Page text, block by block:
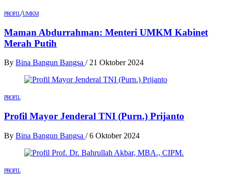
PROFIL/UMKM
Maman Abdurrahman: Menteri UMKM Kabinet
Merah Putih
By Bina Bangun Bangsa / 21 Oktober 2024
PROFIL
Profil Mayor Jenderal TNI (Purn.) Prijanto
By Bina Bangun Bangsa / 6 Oktober 2024
PROFIL